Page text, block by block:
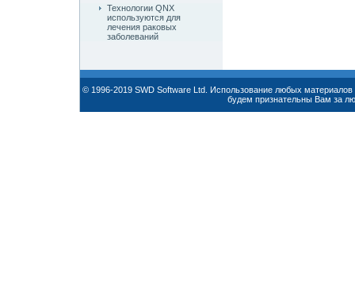
Технологии QNX
используются для
лечения раковых
заболеваний
© 1996-2019 SWD Software Ltd. Использование любых
будем признательны Вам за